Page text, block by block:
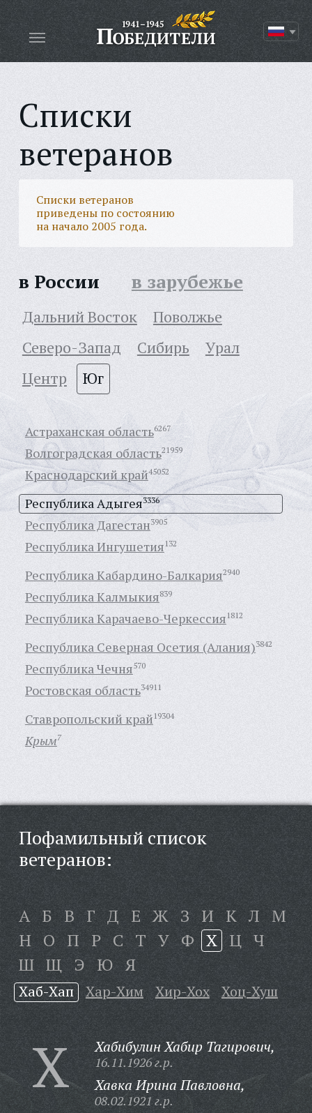
Списки
ветеранов
Списки ветеранов
приведены по состоянию
на начало 2005 года.
в России в зарубежье
Дальний Восток
Поволжье
Северо-Запад
Сибирь
Урал
Центр
Юг
Астраханская область6267
Волгоградская область21959
Краснодарский край45052
Республика Адыгея3336
Республика Дагестан3905
Республика Ингушетия132
Республика Кабардино-Балкария2940
Республика Калмыкия839
Республика Карачаево-Черкессия1812
Республика Северная Осетия (Алания)3842
Республика Чечня570
Ростовская область34911
Ставропольский край19304
Крым7
Пофамильный список
ветеранов:
А Б В Г Д Е Ж З И К Л М
Н О П Р С Т У Ф Х Ц Ч
Ш Щ Э Ю Я
Хаб-Хап Хар-Хим Хир-Хох Хоц-Хуш
Х Хабибулин Хабир Тагирович,
16.11.1926 г.р.
Хавка Ирина Павловна,
08.02.1921 г.р.